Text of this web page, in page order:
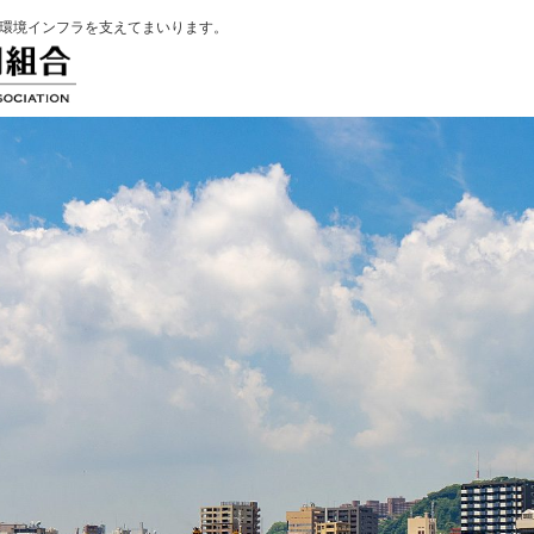
境インフラを支えてまいります。